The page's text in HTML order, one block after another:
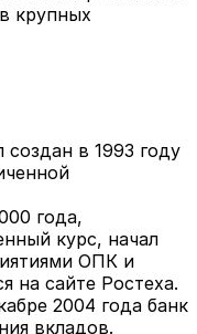
крупных
в 1993 году
года,
курс, начал
ОПК и
на сайте Ростеха.
2004 года банк
вкладов.